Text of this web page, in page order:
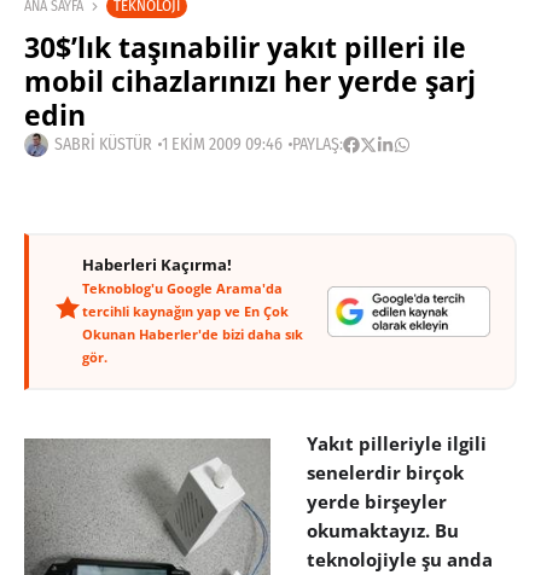
ANA SAYFA TEKNOLOJI
30$’lık taşınabilir yakıt pilleri ile
mobil cihazlarınızı her yerde şarj
edin
SABRI KÜSTÜR 1 EKIM 2009 09:46 PAYLAŞ:
Haberleri Kaçırma!
Teknoblog'u Google Arama'da
tercihli kaynağın yap ve En Çok
Okunan Haberler'de bizi daha sık
gör.
Yakıt pilleriyle ilgili
senelerdir birçok
yerde birşeyler
okumaktayız. Bu
teknolojiyle şu anda